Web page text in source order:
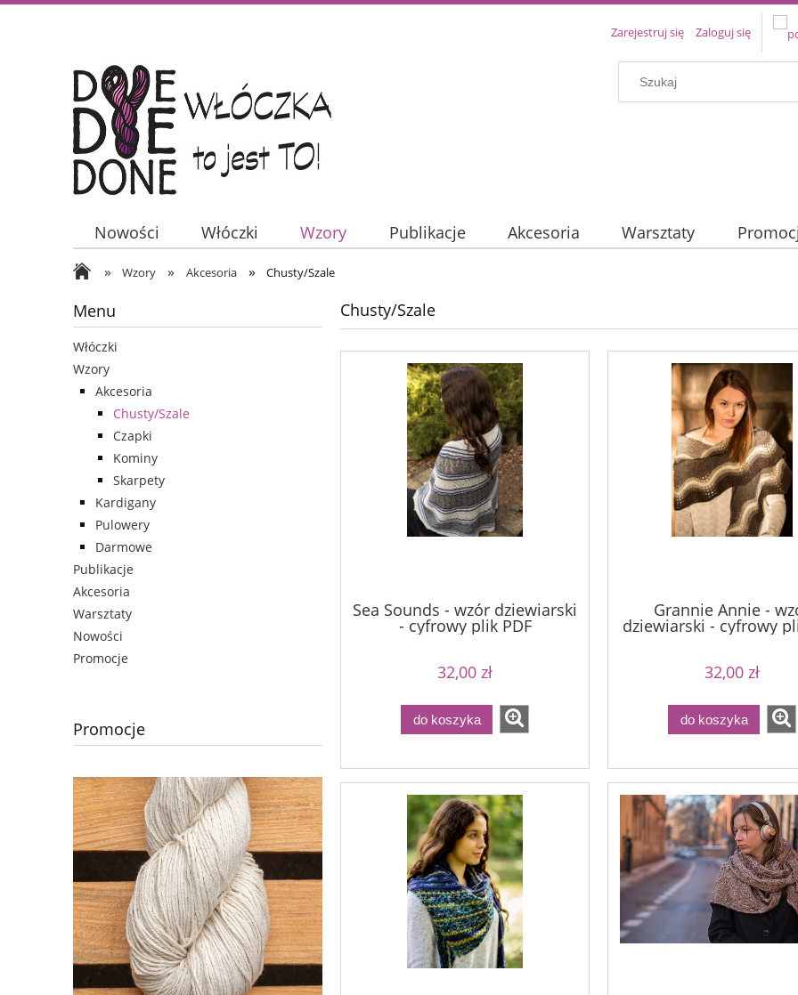
Zarejestruj się Zaloguj się
Nowości Włóczki Wzory Publikacje Akcesoria Warsztaty
» Wzory » Akcesoria » Chusty/Szale
Menu
Włóczki
Wzory
Akcesoria
Chusty/Szale
Czapki
Kominy
Skarpety
Kardigany
Pulowery
Darmowe
Publikacje
Akcesoria
Warsztaty
Nowości
Promocje
Promocje
Chusty/Szale
Sea Sounds - wzór dziewiarski
- cyfrowy plik PDF
32,00 zł
do koszyka
Grannie Annie -
dziewiarski - cyfrowy
32,00 zł
do koszyka